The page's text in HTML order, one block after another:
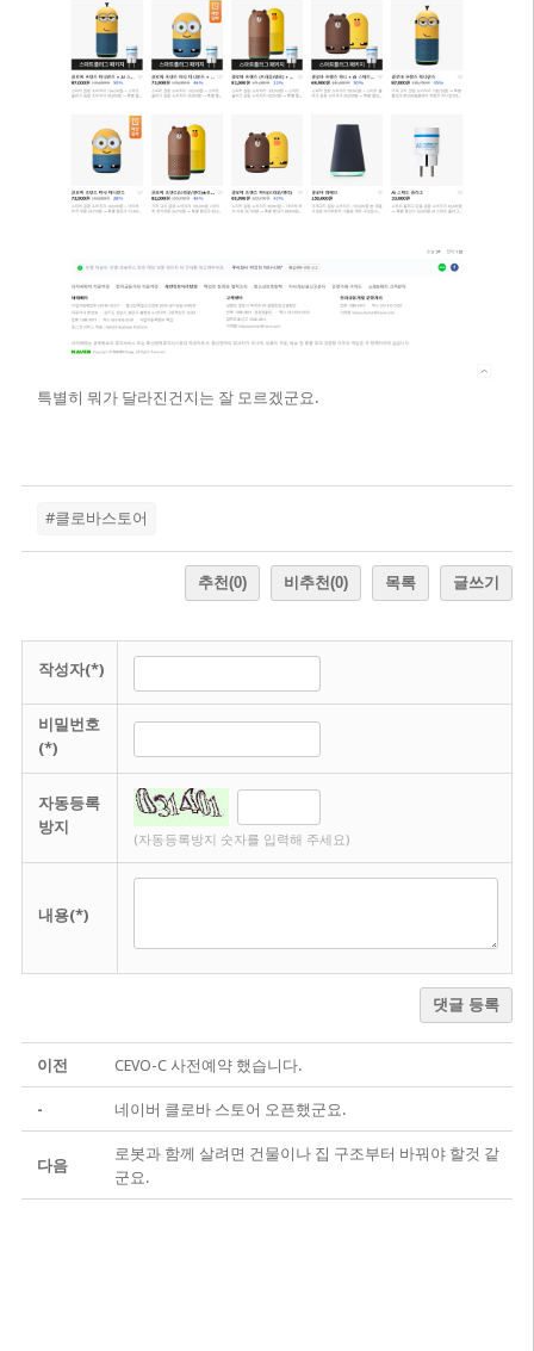
특별히 뭐가 달라진건지는 잘 모르겠군요.
#클로바스토어
추천(0) 비추천(0) 목록 글쓰기
작성자(*)
비밀번호
(*)
자동등록
방지
(자동등록방지 숫자를 입력해 주세요)
내용(*)
댓글 등록
이전 CEVO-C 사전예약 했습니다.
- 네이버 클로바 스토어 오픈했군요.
다음
로봇과 함께 살려면 건물이나 집 구조부터 바꿔야 할것 같
군요.